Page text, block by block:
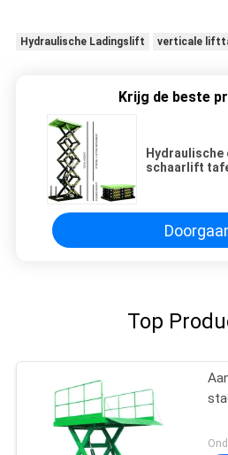
Hydraulische Ladingslift verticale
Krijg de beste
schaarlift
Top